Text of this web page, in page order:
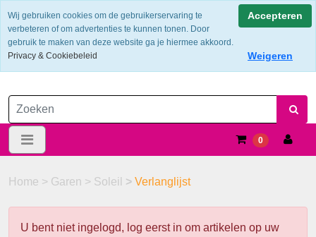
Verzendkosten €6.25 ---> NL: gratis verzending vanaf €60,-
0
Home > Garen > Soleil > Verlanglijst
U bent niet ingelogd, log eerst in om artikelen op uw
Wij gebruiken cookies om de gebruikerservaring te
verbeteren of om advertenties te kunnen tonen. Door
gebruik te maken van deze website ga je hiermee akkoord.
Privacy & Cookiebeleid
Accepteren
Weigeren